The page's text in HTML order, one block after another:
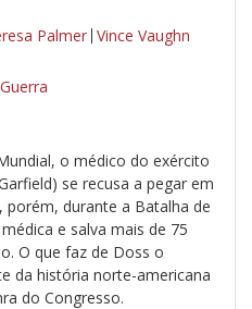
Palmer Vince Vaughn
Guerra
o médico do exército
se recusa a pegar em
durante a Batalha de
e salva mais de 75
O que faz de Doss o
da história norte-americana
do Congresso.